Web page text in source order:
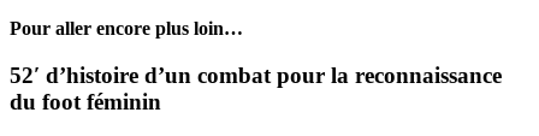
Pour aller encore plus loin…
52′ d’histoire d’un combat pour la reconnaissance
du foot féminin